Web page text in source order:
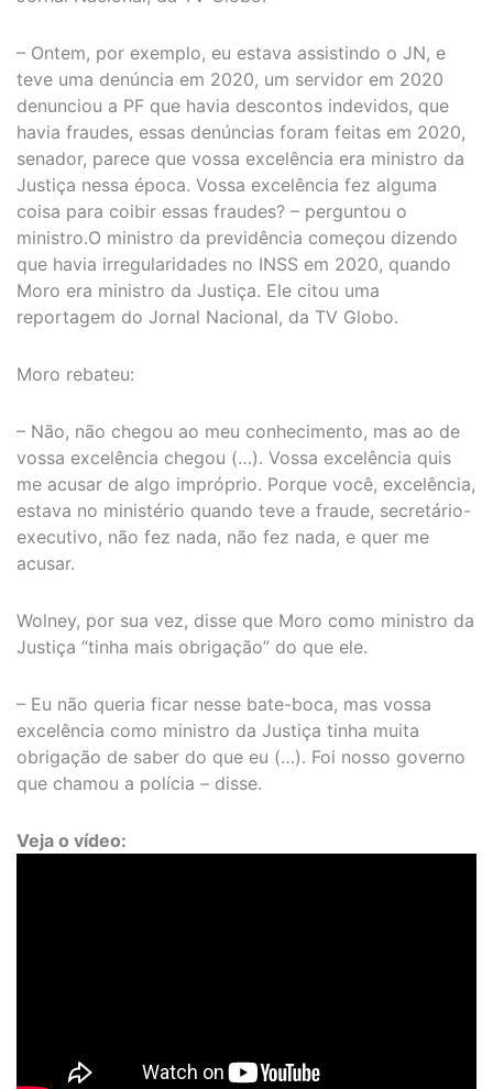
– Ontem, por exemplo, eu estava assistindo o JN, e
teve uma denúncia em 2020, um servidor em 2020
denunciou a PF que havia descontos indevidos, que
havia fraudes, essas denúncias foram feitas em 2020,
senador, parece que vossa excelência era ministro da
Justiça nessa época. Vossa excelência fez alguma
coisa para coibir essas fraudes? – perguntou o
ministro.O ministro da previdência começou dizendo
que havia irregularidades no INSS em 2020, quando
Moro era ministro da Justiça. Ele citou uma
reportagem do Jornal Nacional, da TV Globo.
Moro rebateu:
– Não, não chegou ao meu conhecimento, mas ao de
vossa excelência chegou (…). Vossa excelência quis
me acusar de algo impróprio. Porque você, excelência,
estava no ministério quando teve a fraude, secretário-
executivo, não fez nada, não fez nada, e quer me
acusar.
Wolney, por sua vez, disse que Moro como ministro da
Justiça “tinha mais obrigação” do que ele.
– Eu não queria ficar nesse bate-boca, mas vossa
excelência como ministro da Justiça tinha muita
obrigação de saber do que eu (…). Foi nosso governo
que chamou a polícia – disse.
Veja o vídeo: